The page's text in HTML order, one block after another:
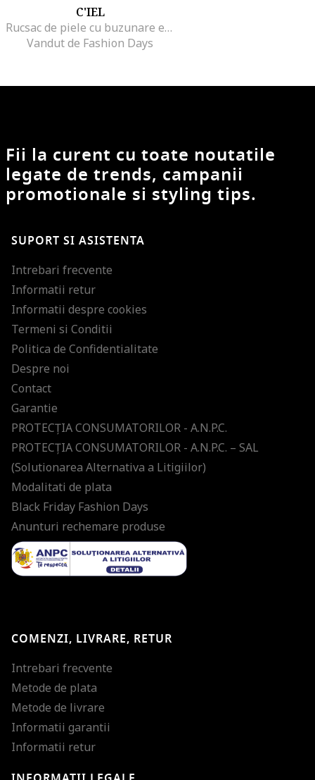
C'IEL
Rucsac de piele cu buzunare exterioare Colby, Negru
Vandut de Fashion Days
Fii la curent cu toate noutatile
legate de trends, campanii
promotionale si styling tips.
SUPORT SI ASISTENTA
Intrebari frecvente
Informatii retur
Informatii despre cookies
Termeni si Conditii
Politica de Confidentialitate
Despre noi
Contact
Garantie
PROTECŢIA CONSUMATORILOR - A.N.P.C.
PROTECŢIA CONSUMATORILOR - A.N.P.C. – SAL
(Solutionarea Alternativa a Litigiilor)
Modalitati de plata
Black Friday Fashion Days
Anunturi rechemare produse
COMENZI, LIVRARE, RETUR
Intrebari frecvente
Metode de plata
Metode de livrare
Informatii garantii
Informatii retur